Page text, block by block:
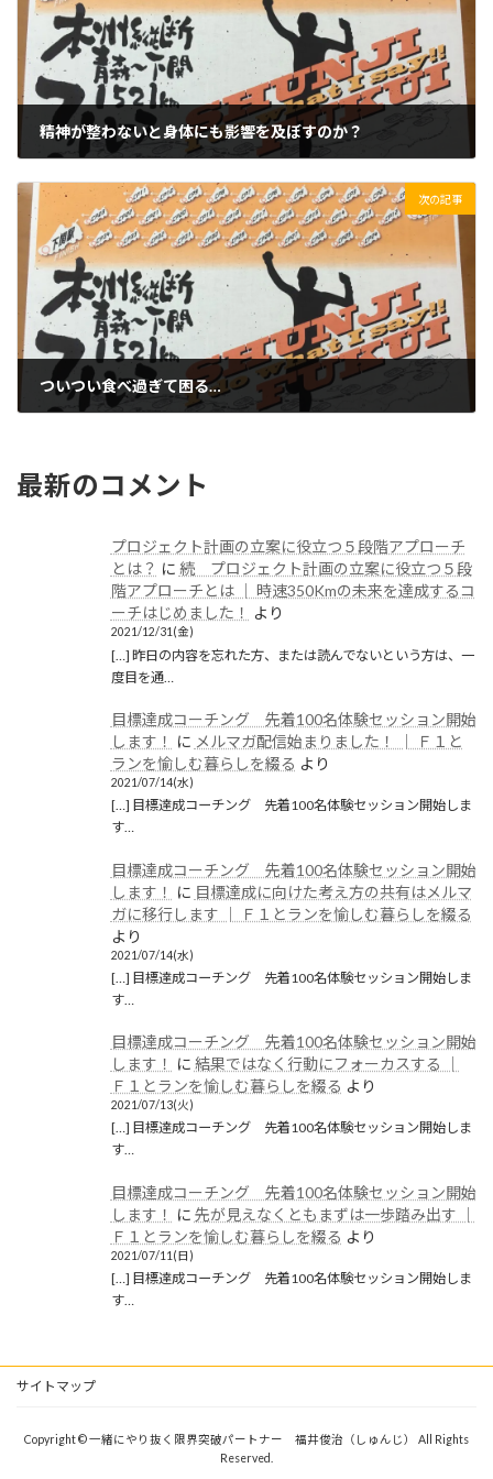
精神が整わないと身体にも影響を及ぼすのか？
次の記事
ついつい食べ過ぎて困る…
最新のコメント
プロジェクト計画の立案に役立つ５段階アプローチ
とは？ に 続 プロジェクト計画の立案に役立つ５段
階アプローチとは │ 時速350Kmの未来を達成するコ
ーチはじめました！
より
2021/12/31(金)
[…] 昨日の内容を忘れた方、または読んでないという方は、一
度目を通…
目標達成コーチング 先着100名体験セッション開始
します！
に メルマガ配信始まりました！ │ Ｆ１と
ランを愉しむ暮らしを綴る より
2021/07/14(水)
[…] 目標達成コーチング 先着100名体験セッション開始しま
す…
目標達成コーチング 先着100名体験セッション開始
します！
に 目標達成に向けた考え方の共有はメルマ
ガに移行します │ Ｆ１とランを愉しむ暮らしを綴る
より
2021/07/14(水)
[…] 目標達成コーチング 先着100名体験セッション開始しま
す…
目標達成コーチング 先着100名体験セッション開始
します！
に 結果ではなく行動にフォーカスする │
Ｆ１とランを愉しむ暮らしを綴る より
2021/07/13(火)
[…] 目標達成コーチング 先着100名体験セッション開始しま
す…
目標達成コーチング 先着100名体験セッション開始
します！
に 先が見えなくともまずは一歩踏み出す │
Ｆ１とランを愉しむ暮らしを綴る より
2021/07/11(日)
[…] 目標達成コーチング 先着100名体験セッション開始しま
す…
サイトマップ
Copyright © 一緒にやり抜く限界突破パートナー 福井俊治（しゅんじ） All Rights
Reserved.